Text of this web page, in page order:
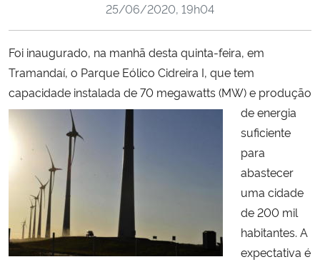
Ministério da Saúde
Ministério de Minas e Energia
Ministério da Ciência, Tecnologia, Inovações e Comunicações
Ministério do Meio Ambiente
Ministério do Turismo
Ministério do Desenvolvimento Regional
25/06/2020, 19h04
Foi inaugurado, na manhã desta quinta-feira, em
Tramandaí, o Parque Eólico Cidreira I, que tem
capacidade instalada de 70 megawatts (MW) e produção
de energia
suficiente
para
abastecer
uma cidade
de 200 mil
habitantes. A
expectativa é